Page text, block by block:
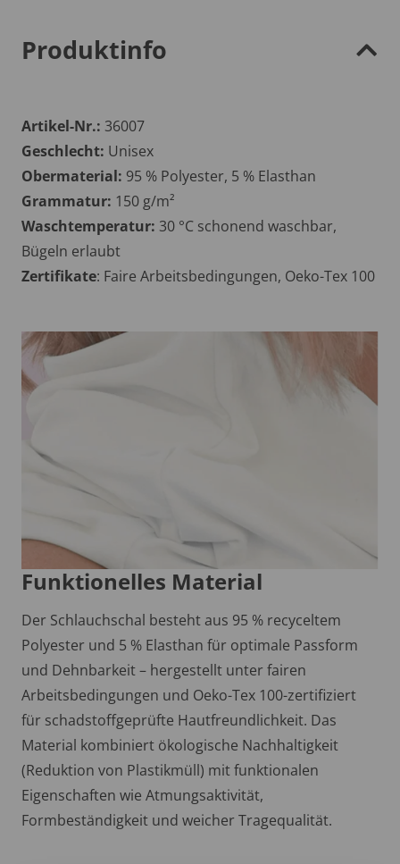
Produktinfo
Artikel-Nr.: 36007
Geschlecht: Unisex
Obermaterial: 95 % Polyester, 5 % Elasthan
Grammatur: 150 g/m²
Waschtemperatur: 30 °C schonend waschbar,
Bügeln erlaubt
Zertifikate: Faire Arbeitsbedingungen, Oeko-Tex 100
Funktionelles Material
Der Schlauchschal besteht aus 95 % recyceltem
Polyester und 5 % Elasthan für optimale Passform
und Dehnbarkeit – hergestellt unter fairen
Arbeitsbedingungen und Oeko-Tex 100-zertifiziert
für schadstoffgeprüfte Hautfreundlichkeit. Das
Material kombiniert ökologische Nachhaltigkeit
(Reduktion von Plastikmüll) mit funktionalen
Eigenschaften wie Atmungsaktivität,
Formbeständigkeit und weicher Tragequalität.